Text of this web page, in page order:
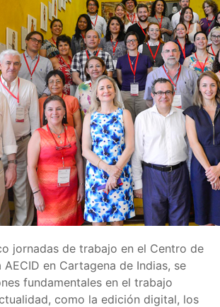
jornadas de trabajo en el Centro de
AECID en Cartagena de Indias, se
fundamentales en el trabajo
como la edición digital, los